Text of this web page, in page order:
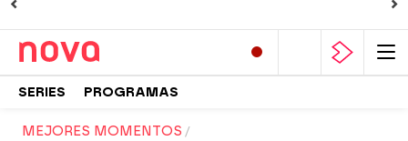
SERIES PROGRAMAS
MEJORES MOMENTOS